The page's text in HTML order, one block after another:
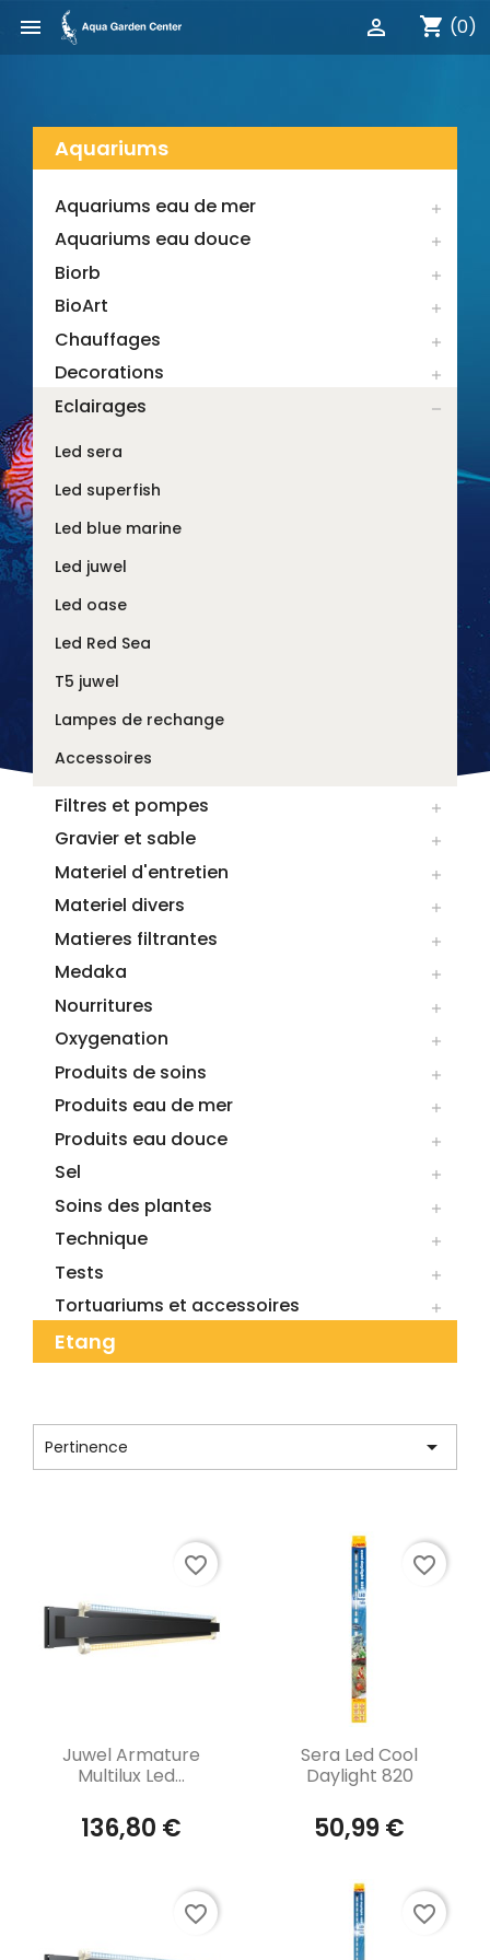
 shopping_cart (0)

Aquariums
Aquariums eau de mer 
Aquariums eau douce 
Biorb 
BioArt 
Chauffages 
Decorations 
Eclairages 
Led sera
Led superfish
Led blue marine
Led juwel
Led oase
Led Red Sea
T5 juwel
Lampes de rechange
Accessoires
Filtres et pompes 
Gravier et sable 
Materiel d'entretien 
Materiel divers 
Matieres filtrantes 
Medaka 
Nourritures 
Oxygenation 
Produits de soins 
Produits eau de mer 
Produits eau douce 
Sel 
Soins des plantes 
Technique 
Tests 
Tortuariums et accessoires 
Etang
Pertinence 
Aperçu rapide
Juwel Armature
Multilux Led...
136,80 €
favorite_border
Aperçu rapide
Sera Led Cool
Daylight 820
50,99 €
favorite_border
favorite_border favorite_border